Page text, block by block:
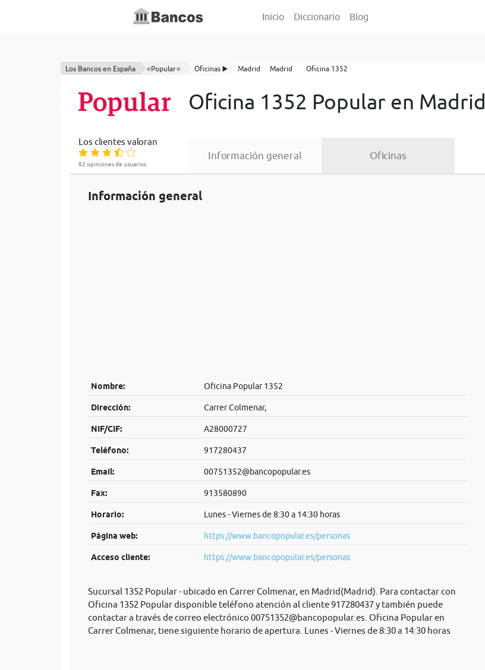
Inicio Diccionario Blog
Los Bancos en España ⭐Popular⭐ Oficinas ▶️ Madrid Madrid Oficina 1352
Oficina 1352 Popular en Madrid
Los clientes valoran
82 opiniones de usuarios
Información general Oficinas
Información general
Nombre: Oficina Popular 1352
Dirección: Carrer Colmenar,
NIF/CIF: A28000727
Teléfono: 917280437
Email: 00751352@bancopopular.es
Fax: 913580890
Horario: Lunes - Viernes de 8:30 a 14:30 horas
Página web: https://www.bancopopular.es/personas
Acceso cliente: https://www.bancopopular.es/personas
Sucursal 1352 Popular - ubicado en Carrer Colmenar, en Madrid(Madrid). Para contactar con
Oficina 1352 Popular disponible teléfono atención al cliente 917280437 y también puede
contactar a través de correo electrónico 00751352@bancopopular.es . Oficina Popular en
Carrer Colmenar, tiene siguiente horario de apertura. Lunes - Viernes de 8:30 a 14:30 horas